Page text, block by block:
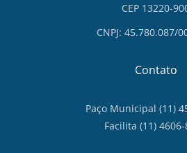
CEP 13220-
CNPJ: 45.780.087/
Contato
Paço Municipal (11)
Facilita (11)